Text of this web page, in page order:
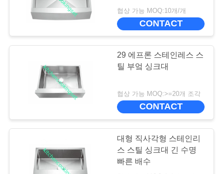
싱크대
협상 가능 MOQ:10개/개
CONTACT
29 에프론 스테인레스 스
틸 부엌 싱크대
협상 가능 MOQ:>=20개 조각
CONTACT
대형 직사각형 스테인리
스 스틸 싱크대 긴 수명
빠른 배수